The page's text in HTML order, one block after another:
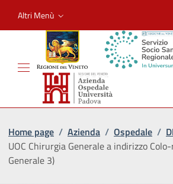
Altri Menù
Home page / Azienda / Ospedale /
UOC Chirurgia Generale a indirizzo
Generale 3)